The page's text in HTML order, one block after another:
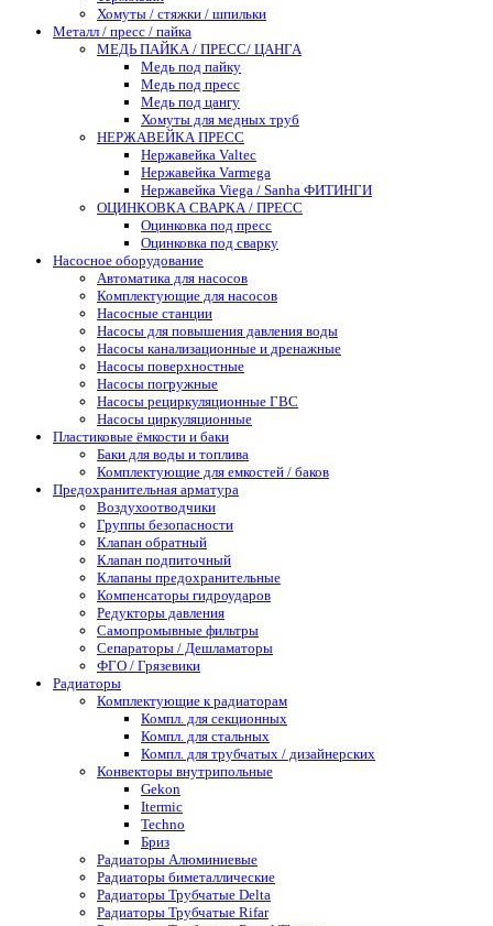
Хомуты / стяжки / шпильки
Металл / пресс / пайка
МЕДЬ ПАЙКА / ПРЕСС/ ЦАНГА
Медь под пайку
Медь под пресс
Медь под цангу
Хомуты для медных труб
НЕРЖАВЕЙКА ПРЕСС
Нержавейка Valtec
Нержавейка Varmega
Нержавейка Viega / Sanha ФИТИНГИ
ОЦИНКОВКА СВАРКА / ПРЕСС
Оцинковка под пресс
Оцинковка под сварку
Насосное оборудование
Автоматика для насосов
Комплектующие для насосов
Насосные станции
Насосы для повышения давления воды
Насосы канализационные и дренажные
Насосы поверхностные
Насосы погружные
Насосы рециркуляционные ГВС
Насосы циркуляционные
Пластиковые ёмкости и баки
Баки для воды и топлива
Комплектующие для емкостей / баков
Предохранительная арматура
Воздухоотводчики
Группы безопасности
Клапан обратный
Клапан подпиточный
Клапаны предохранительные
Компенсаторы гидроударов
Редукторы давления
Самопромывные фильтры
Сепараторы / Дешламаторы
ФГО / Грязевики
Радиаторы
Комплектующие к радиаторам
Компл. для секционных
Компл. для стальных
Компл. для трубчатых / дизайнерских
Конвекторы внутрипольные
Gekon
Itermic
Techno
Бриз
Радиаторы Алюминиевые
Радиаторы биметаллические
Радиаторы Трубчатые Delta
Радиаторы Трубчатые Rifar